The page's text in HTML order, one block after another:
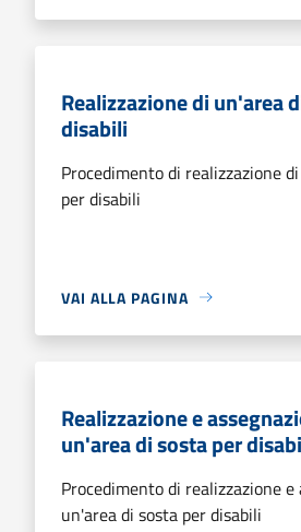
Realizzazione di un'area
disabili
Procedimento di realizzazione
per disabili
VAI ALLA PAGINA
Realizzazione e
un'area di sosta per
Procedimento di realizzazione e
un'area di sosta per disabili